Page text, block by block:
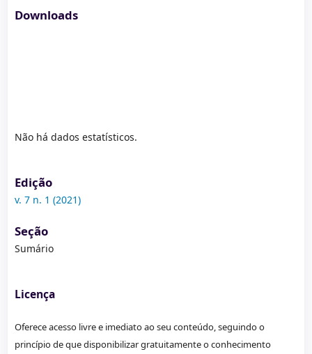
Downloads
Não há dados estatísticos.
Edição
v. 7 n. 1 (2021)
Seção
Sumário
Licença
Oferece acesso livre e imediato ao seu conteúdo, seguindo o
princípio de que disponibilizar gratuitamente o conhecimento